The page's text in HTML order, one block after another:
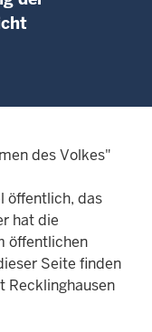
des Volkes"
öffentlich, das
hat die
öffentlichen
Seite finden
Recklinghausen